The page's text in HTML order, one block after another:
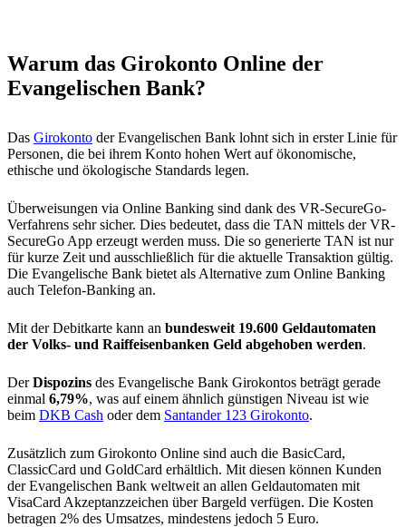
Warum das Girokonto Online der
Evangelischen Bank?
Das Girokonto der Evangelischen Bank lohnt sich in erster Linie für
Personen, die bei ihrem Konto hohen Wert auf ökonomische,
ethische und ökologische Standards legen.
Überweisungen via Online Banking sind dank des VR-SecureGo-
Verfahrens sehr sicher. Dies bedeutet, dass die TAN mittels der VR-
SecureGo App erzeugt werden muss. Die so generierte TAN ist nur
für kurze Zeit und ausschließlich für die aktuelle Transaktion gültig.
Die Evangelische Bank bietet als Alternative zum Online Banking
auch Telefon-Banking an.
Mit der Debitkarte kann an bundesweit 19.600 Geldautomaten
der Volks- und Raiffeisenbanken Geld abgehoben werden.
DerDispozins des Evangelische Bank Girokontos beträgt gerade
einmal 6,79%, was auf einem ähnlich günstigen Niveau ist wie
beim DKB Cash oder dem Santander 123 Girokonto.
Zusätzlich zum Girokonto Online sind auch die BasicCard,
ClassicCard und GoldCard erhältlich. Mit diesen können Kunden
der Evangelischen Bank weltweit an allen Geldautomaten mit
VisaCard Akzeptanzzeichen über Bargeld verfügen. Die Kosten
betragen 2% des Umsatzes, mindestens jedoch 5 Euro.